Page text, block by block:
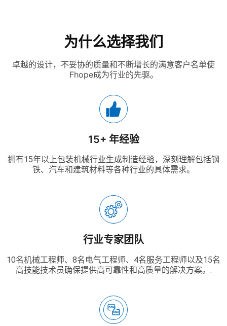
为什么选择我们
卓越的设计，不妥协的质量和不断增长的满意客户名单使
Fhope成为行业的先驱。
15+ 年经验
拥有15年以上包装机械行业生成制造经验，深刻理解包括钢
铁、汽车和建筑材料等各种行业的具体需求。
行业专家团队
10名机械工程师、8名电气工程师、4名服务工程师以及15名
高技能技术员确保提供高可靠性和高质量的解决方案。.